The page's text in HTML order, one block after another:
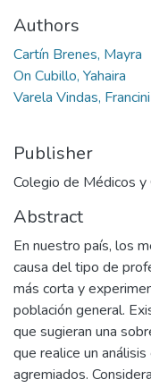
Authors
Cartín Brenes, Mayra
On Cubillo, Yahaira
Varela Vindas, Francini
Publisher
Colegio de Médicos y
Abstract
En nuestro país, los
causa del tipo de
más corta y
población general.
que sugieran una
que realice un
agremiados.